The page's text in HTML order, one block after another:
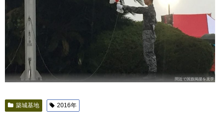
間近で国旗掲揚を見学
築城基地 2016年